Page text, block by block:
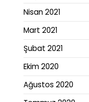
Nisan 2021
Mart 2021
Şubat 2021
Ekim 2020
Ağustos 2020